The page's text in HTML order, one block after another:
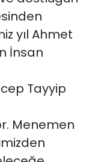
yıl Ahmet
İnsan
Tayyip
Menemen